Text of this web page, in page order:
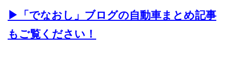
▶︎「でなおし」ブログの自動車まとめ記事
もご覧ください！